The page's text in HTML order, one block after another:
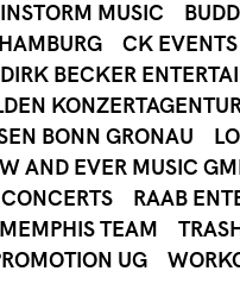
MUSIC
CK EVENTS
DIRK BECKER
BONN GRONAU
AND EVER MUSIC
RAAB
TEAM
UG